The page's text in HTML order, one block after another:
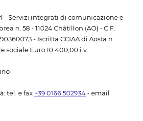
- Servizi integrati di comunicazione e
n. 58 - 11024 Châtillon (AO) - C.F.
- Iscritta CCIAA di Aosta n.
sociale Euro 10.400,00 i.v.
tel. e fax +39 0166 502934 - email